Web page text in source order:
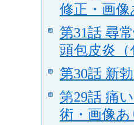
修正・画像
第31話 尋
頭包皮炎（
第30話 新
第29話 痛
術・画像あ